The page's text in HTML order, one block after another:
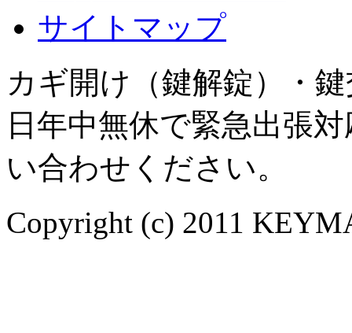
サイトマップ
カギ開け（鍵解錠）・
日年中無休で緊急出張
い合わせください。
Copyright (c) 2011